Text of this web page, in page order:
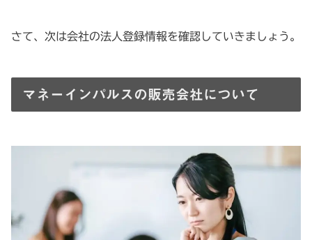
さて、次は会社の法人登録情報を確認していきましょう。
マネーインパルスの販売会社について